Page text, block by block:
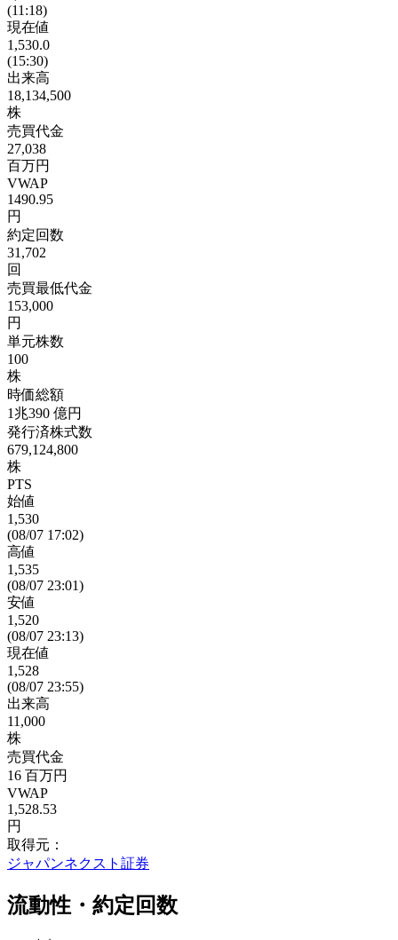
(11:18)
現在値
1,530.0
(15:30)
出来高
18,134,500
株
売買代金
27,038
百万円
VWAP
1490.95
円
約定回数
31,702
回
売買最低代金
153,000
円
単元株数
100
株
時価総額
1兆390 億円
発行済株式数
679,124,800
株
PTS
始値
1,530
(08/07 17:02)
高値
1,535
(08/07 23:01)
安値
1,520
(08/07 23:13)
現在値
1,528
(08/07 23:55)
出来高
11,000
株
売買代金
16 百万円
VWAP
1,528.53
円
取得元：
ジャパンネクスト証券
流動性・約定回数